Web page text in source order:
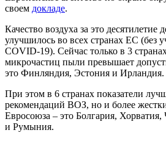
своем докладе.
Качество воздуха за это десятилетие
улучшилось во всех странах ЕС (без
COVID-19). Сейчас только в 3
микрочастиц пыли превышает
это Финляндия, Эстония и Ирландия.
При этом в 6 странах показатели
рекомендаций ВОЗ, но и более
Евросоюза – это Болгария,
и Румыния.